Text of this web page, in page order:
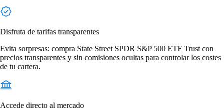
Disfruta de tarifas transparentes
Evita sorpresas: compra State Street SPDR S&P 500 ETF Trust con
precios transparentes y sin comisiones ocultas para controlar los costes
de tu cartera.
Accede directo al mercado